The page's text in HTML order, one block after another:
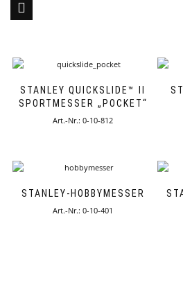
STANLEY QUICKSLIDE™ II
SPORTMESSER „POCKET“
Art.-Nr.: 0-10-812
STANLEY-HOBBYMESSER
Art.-Nr.: 0-10-401